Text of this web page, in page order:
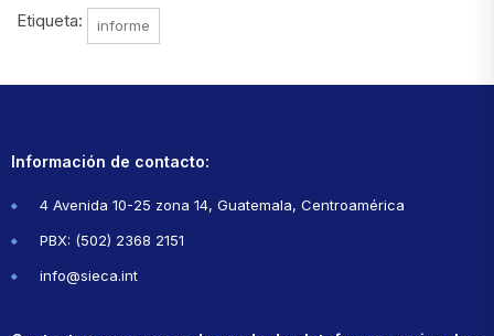
Etiqueta: informe
Información de contacto:
4 Avenida 10-25 zona 14, Guatemala, Centroamérica
PBX: (502) 2368 2151
info@sieca.int